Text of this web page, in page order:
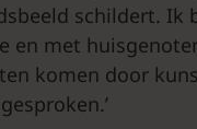
schildert.
en met
komen door